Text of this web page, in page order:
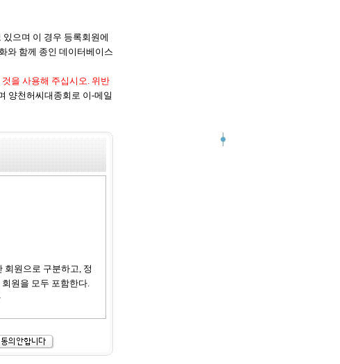
으며 이 경우 등록회원에
와 함께 종인 데이터베이스
을 사용해 주십시오. 위반
양천허씨대종회로 이-메일
회원으로 구분하고, 정
원을 모두 포함한다.
반하지 않는 범위 내에